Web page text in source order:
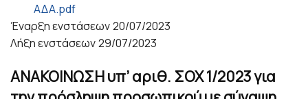
ΑΔΑ.pdf
Έναρξη ενστάσεων20/07/2023
Λήξη ενστάσεων29/07/2023
ΑΝΑΚΟΙΝΩΣΗ υπ’ αριθ. ΣΟΧ 1/2023 για